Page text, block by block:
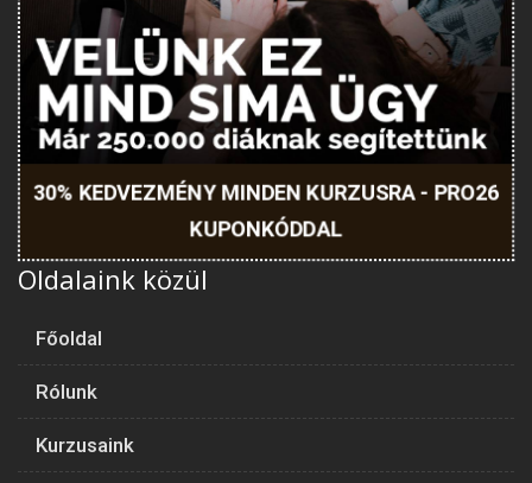
30% KEDVEZMÉNY MINDEN KURZUSRA - PRO26
KUPONKÓDDAL
Oldalaink közül
Főoldal
Rólunk
Kurzusaink